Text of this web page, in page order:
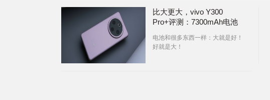
比大更大，vivo Y300
Pro+评测：7300mAh电池
电池和很多东西一样：大就是好！
好就是大！